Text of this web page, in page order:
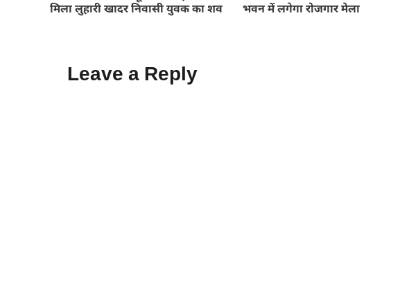
मिला लुहारी खादर निवासी युवक का शव
भवन में लगेगा रोजगार मेला
Leave a Reply